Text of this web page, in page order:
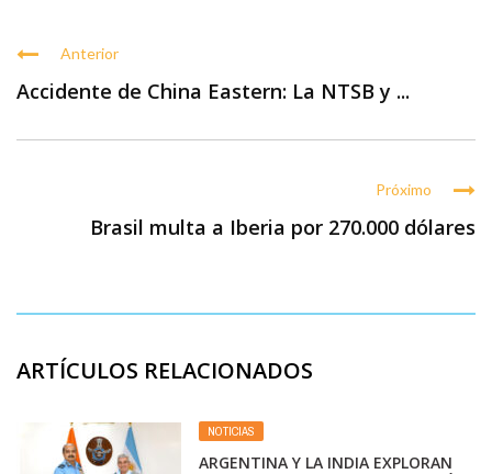
Anterior
Accidente de China Eastern: La NTSB y ...
Próximo
Brasil multa a Iberia por 270.000 dólares
ARTÍCULOS RELACIONADOS
NOTICIAS
ARGENTINA Y LA INDIA EXPLORAN